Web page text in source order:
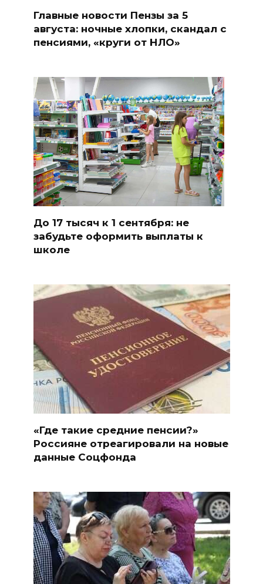
Главные новости Пензы за 5
августа: ночные хлопки, скандал с
пенсиями, «круги от НЛО»
До 17 тысяч к 1 сентября: не
забудьте оформить выплаты к
школе
«Где такие средние пенсии?»
Россияне отреагировали на новые
данные Соцфонда